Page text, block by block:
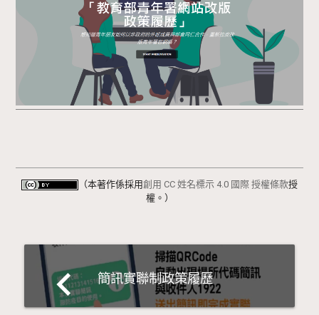
（本著作係採用創用 CC 姓名標示 4.0 國際 授權條款授
權。）
navigate_before 簡訊實聯制政策履歷